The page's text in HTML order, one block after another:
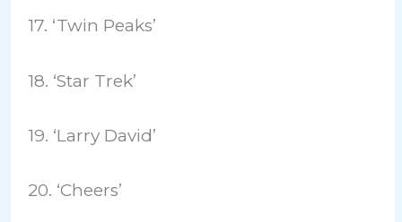
17. ‘Twin Peaks’
18. ‘Star Trek’
19. ‘Larry David’
20. ‘Cheers’